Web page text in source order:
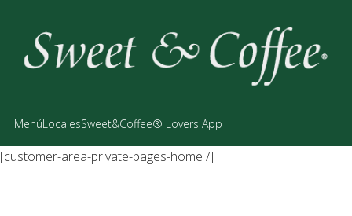
MenúLocalesSweet&Coffee® Lovers App
[customer-area-private-pages-home /]